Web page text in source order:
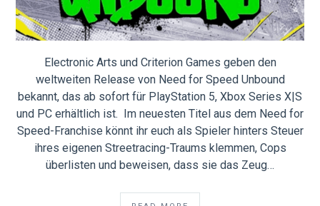
Electronic Arts und Criterion Games geben den
weltweiten Release von Need for Speed Unbound
bekannt, das ab sofort für PlayStation 5, Xbox Series X|S
und PC erhältlich ist. Im neuesten Titel aus dem Need for
Speed-Franchise könnt ihr euch als Spieler hinters Steuer
ihres eigenen Streetracing-Traums klemmen, Cops
überlisten und beweisen, dass sie das Zeug…